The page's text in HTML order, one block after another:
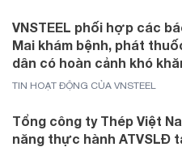
VNSTEEL phối hợp các
Mai khám bệnh, phát
dân có hoàn cảnh khó
TIN HOẠT ĐỘNG CỦA VNSTEEL
Tổng công ty Thép Việt
năng thực hành ATVSLĐ